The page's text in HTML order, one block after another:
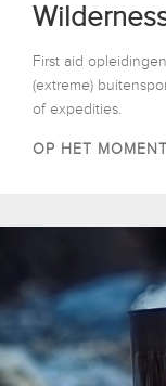
First aid
(extreme)
of expedities.
OP HET